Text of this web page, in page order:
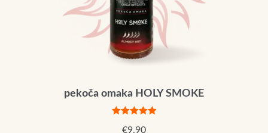
pekoča omaka HOLY SMOKE
5.00od 5
€9,90